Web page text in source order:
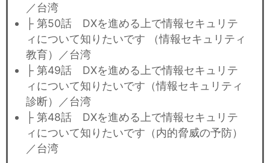
／台湾
├ 第50話 DXを進める上で情報セキュリテ
ィについて知りたいです （情報セキュリティ
教育）／台湾
├ 第49話 DXを進める上で情報セキュリテ
ィについて知りたいです（情報セキュリティ
診断）／台湾
├ 第48話 DXを進める上で情報セキュリテ
ィについて知りたいです（内的脅威の予防）
／台湾